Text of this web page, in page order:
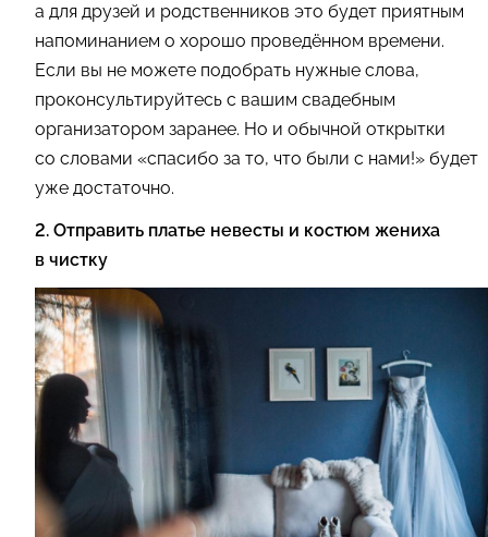
а для друзей и родственников это будет приятным
напоминанием о хорошо проведённом времени.
Если вы не можете подобрать нужные слова,
проконсультируйтесь с вашим свадебным
организатором заранее. Но и обычной открытки
со словами «спасибо за то, что были с нами!» будет
уже достаточно.
2. Отправить платье невесты и костюм жениха
в чистку